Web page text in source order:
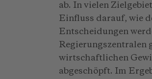
ab. In vielen
Einfluss darauf, wie
Entscheidungen
Regierungszentralen
wirtschaftlichen
abgeschöpft. Im